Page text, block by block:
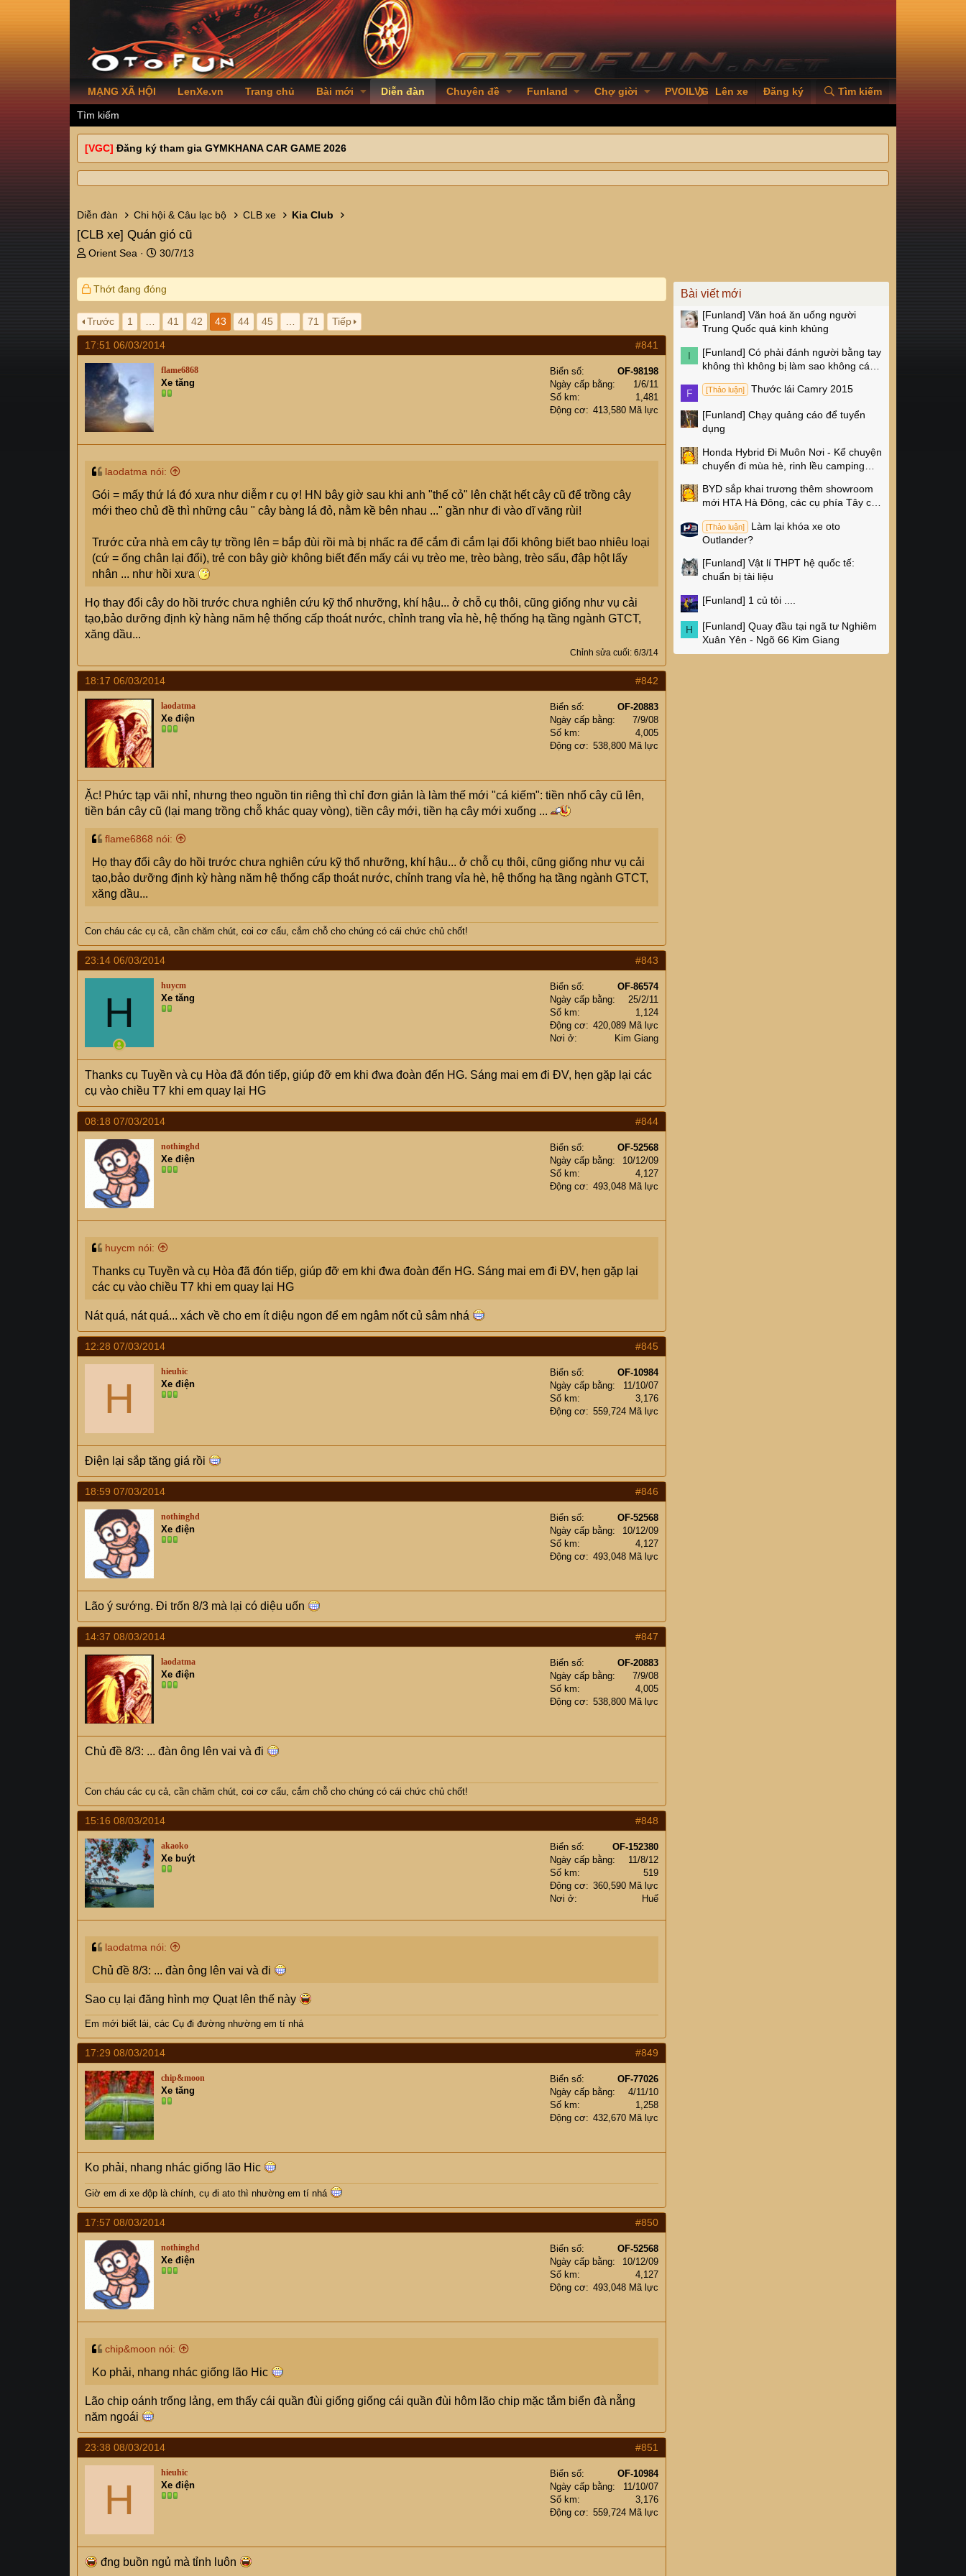
MẠNG XÃ HỘI LenXe.vn Trang chủ Bài mới Diễn đàn Chuyên đề Funland Chợ giời PVOILVGC2026
Lên xe Đăng ký Tìm kiếm
Tìm kiếm
[VGC] Đăng ký tham gia GYMKHANA CAR GAME 2026
Diễn đàn Chi hội & Câu lạc bộ CLB xe Kia Club
[CLB xe] Quán gió cũ
T
r
e
d
s
t
a
e
r
Orient Sea
N
à
y
i
30/7/13
Thớt đang đóng
Trước 1 41 42 43 44 45 71 Tiếp
17:51 06/03/2014 #841
flame6868
Xe tăng
Biển số
OF-98198
Ngày cấp bằng
1/6/11
Số km
1,481
Động cơ
413,580 Mã lực
laodatma nói:
Gói = mấy thứ lá đó xưa như diễm r cụ ợ! HN bây giờ sau khi anh "thế cỏ" lên chặt hết cây cũ để trồng cây
mới theo chủ đề thì những câu " cây bàng lá đỏ, nằm kề bên nhau ..." gần như đi vào dĩ vãng rùi!
Trước cửa nhà em cây tự trồng lên = bắp đùi rồi mà bị nhấc ra để cắm đi cắm lại đổi không biết bao nhiêu loại
(cứ = ống chân lại đổi), trẻ con bây giờ không biết đến mấy cái vụ trèo me, trèo bàng, trèo sấu, đập hột lấy
nhân ... như hồi xưa
Họ thay đổi cây do hồi trước chưa nghiên cứu kỹ thổ nhưỡng, khí hậu... ở chỗ cụ thôi, cũng giống như vụ cải
tạo,bảo dưỡng định kỳ hàng năm hệ thống cấp thoát nước, chỉnh trang vỉa hè, hệ thống hạ tầng ngành GTCT,
xăng dầu...
Chỉnh sửa cuối: 6/3/14
18:17 06/03/2014 #842
laodatma
Xe điện
Biển số
OF-20883
Ngày cấp bằng
7/9/08
Số km
4,005
Động cơ
538,800 Mã lực
Ặc! Phức tạp vãi nhỉ, nhưng theo nguồn tin riêng thì chỉ đơn giản là làm thế mới "cá kiếm": tiền nhổ cây cũ lên,
tiền bán cây cũ (lại mang trồng chỗ khác quay vòng), tiền cây mới, tiền hạ cây mới xuống ...
flame6868 nói:
Họ thay đổi cây do hồi trước chưa nghiên cứu kỹ thổ nhưỡng, khí hậu... ở chỗ cụ thôi, cũng giống như vụ cải
tạo,bảo dưỡng định kỳ hàng năm hệ thống cấp thoát nước, chỉnh trang vỉa hè, hệ thống hạ tầng ngành GTCT,
xăng dầu...
Con cháu các cụ cả, cần chăm chút, coi cơ cấu, cắm chỗ cho chúng có cái chức chủ chốt!
23:14 06/03/2014 #843
H
huycm
Xe tăng
Biển số
OF-86574
Ngày cấp bằng
25/2/11
Số km
1,124
Động cơ
420,089 Mã lực
Nơi ở
Kim Giang
Thanks cụ Tuyền và cụ Hòa đã đón tiếp, giúp đỡ em khi đwa đoàn đến HG. Sáng mai em đi ĐV, hẹn gặp lại các
cụ vào chiều T7 khi em quay lại HG
08:18 07/03/2014 #844
nothinghd
Xe điện
Biển số
OF-52568
Ngày cấp bằng
10/12/09
Số km
4,127
Động cơ
493,048 Mã lực
huycm nói:
Thanks cụ Tuyền và cụ Hòa đã đón tiếp, giúp đỡ em khi đwa đoàn đến HG. Sáng mai em đi ĐV, hẹn gặp lại
các cụ vào chiều T7 khi em quay lại HG
Nát quá, nát quá... xách về cho em ít diệu ngon để em ngâm nốt củ sâm nhá
12:28 07/03/2014 #845
H
hieuhic
Xe điện
Biển số
OF-10984
Ngày cấp bằng
11/10/07
Số km
3,176
Động cơ
559,724 Mã lực
Điện lại sắp tăng giá rồi
18:59 07/03/2014 #846
nothinghd
Xe điện
Biển số
OF-52568
Ngày cấp bằng
10/12/09
Số km
4,127
Động cơ
493,048 Mã lực
Lão ý sướng. Đi trốn 8/3 mà lại có diệu uốn
14:37 08/03/2014 #847
laodatma
Xe điện
Biển số
OF-20883
Ngày cấp bằng
7/9/08
Số km
4,005
Động cơ
538,800 Mã lực
Chủ đề 8/3: ... đàn ông lên vai và đi
Con cháu các cụ cả, cần chăm chút, coi cơ cấu, cắm chỗ cho chúng có cái chức chủ chốt!
15:16 08/03/2014 #848
akaoko
Xe buýt
Biển số
OF-152380
Ngày cấp bằng
11/8/12
Số km
519
Động cơ
360,590 Mã lực
Nơi ở
Huế
laodatma nói:
Chủ đề 8/3: ... đàn ông lên vai và đi
Sao cụ lại đăng hình mợ Quạt lên thế này
Em mới biết lái, các Cụ đi đường nhường em tí nhá
17:29 08/03/2014 #849
chip&moon
Xe tăng
Biển số
OF-77026
Ngày cấp bằng
4/11/10
Số km
1,258
Động cơ
432,670 Mã lực
Ko phải, nhang nhác giống lão Hic
Giờ em đi xe độp là chính, cụ đi ato thì nhường em tí nhá
17:57 08/03/2014 #850
nothinghd
Xe điện
Biển số
OF-52568
Ngày cấp bằng
10/12/09
Số km
4,127
Động cơ
493,048 Mã lực
chip&moon nói:
Ko phải, nhang nhác giống lão Hic
Lão chip oánh trống lảng, em thấy cái quần đùi giống giống cái quần đùi hôm lão chip mặc tắm biển đà nẵng
năm ngoái
23:38 08/03/2014 #851
H
hieuhic
Xe điện
Biển số
OF-10984
Ngày cấp bằng
11/10/07
Số km
3,176
Động cơ
559,724 Mã lực
đng buồn ngủ mà tỉnh luôn
Bài viết mới
[Funland] Văn hoá ăn uống người
Trung Quốc quá kinh khủng
I [Funland] Có phải đánh người bằng tay
không thì không bị làm sao không các
F
[Thảo luận] Thước lái Camry 2015
[Funland] Chạy quảng cáo để tuyển
dụng
Honda Hybrid Đi Muôn Nơi - Kể chuyện
chuyến đi mùa hè, rinh lều camping
BYD sắp khai trương thêm showroom
mới HTA Hà Đông, các cụ phía Tây có
[Thảo luận]
Làm lại khóa xe oto
Outlander?
[Funland] Vật lí THPT hệ quốc tế:
chuẩn bị tài liệu
[Funland] 1 củ tỏi ....
H [Funland] Quay đầu tại ngã tư Nghiêm
Xuân Yên - Ngõ 66 Kim Giang